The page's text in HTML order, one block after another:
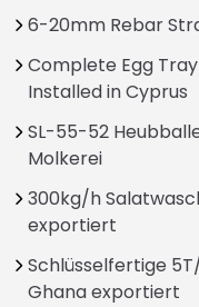
6-20mm Rebar
Complete Egg
Installed in Cyprus
SL-55-52
Molkerei
300kg/h
exportiert
Schlüsselfertige
Ghana exportiert